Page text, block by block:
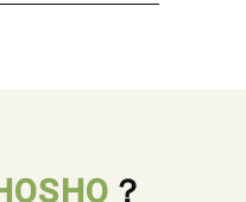
？